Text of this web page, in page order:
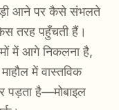
आने पर कैसे संभलते
तरह पहुँचती हैं।
में आगे निकलना है,
में वास्तविक
पड़ता है—मोबाइल